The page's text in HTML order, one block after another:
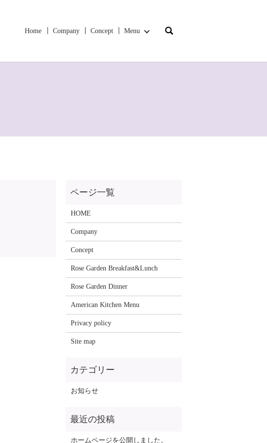
Home Company Concept Menu
HOME
Company
Concept
Rose Garden Breakfast&Lunch
Rose Garden Dinner
American Kitchen Menu
Privacy policy
Site map
お知らせ
ホームページを公開しました。